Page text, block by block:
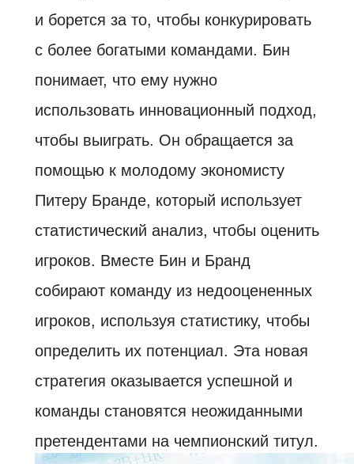
и борется за то, чтобы конкурировать
с более богатыми командами. Бин
понимает, что ему нужно
использовать инновационный подход,
чтобы выиграть. Он обращается за
помощью к молодому экономисту
Питеру Бранде, который использует
статистический анализ, чтобы оценить
игроков. Вместе Бин и Бранд
собирают команду из недооцененных
игроков, используя статистику, чтобы
определить их потенциал. Эта новая
стратегия оказывается успешной и
команды становятся неожиданными
претендентами на чемпионский титул.